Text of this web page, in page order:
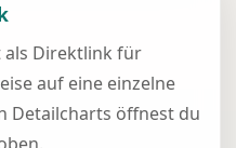
als Direktlink für
auf eine einzelne
Detailcharts öffnest du